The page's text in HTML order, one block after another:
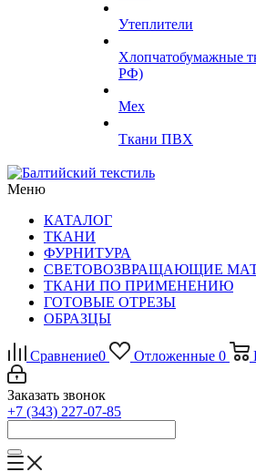
Утеплители
Хлопчатобумажные
РФ)
Мех
Ткани ПВХ
Меню
КАТАЛОГ
ТКАНИ
ФУРНИТУРА
СВЕТОВОЗВРАЩАЮЩИЕ
ТКАНИ ПО ПРИМЕНЕНИЮ
ГОТОВЫЕ ОТРЕЗЫ
ОБРАЗЦЫ
Сравнение0 Отложенные 0
Заказать звонок
+7 (343) 227-07-85